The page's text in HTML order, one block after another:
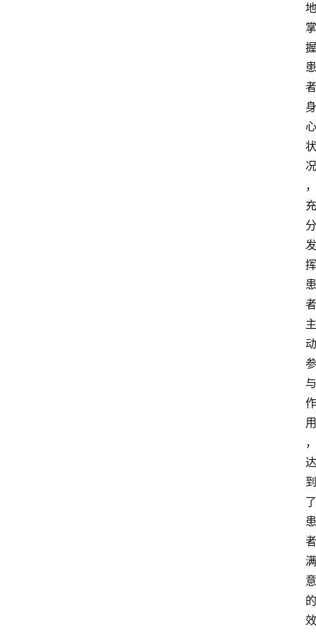
地
掌
握
患
者
身
心
状
况
，
充
分
发
挥
患
者
主
动
参
与
作
用
，
达
到
了
患
者
满
意
的
效